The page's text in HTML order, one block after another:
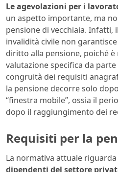
Le agevolazioni per i
un aspetto importante, ma
pensione di vecchiaia. Infatti,
invalidità civile non
diritto alla pensione, poiché è
valutazione specifica da parte
congruità dei requisiti
la pensione decorre solo
“finestra mobile”, ossia il
dopo il raggiungimento dei
Requisiti per la
La normativa attuale riguarda
dipendenti del settore